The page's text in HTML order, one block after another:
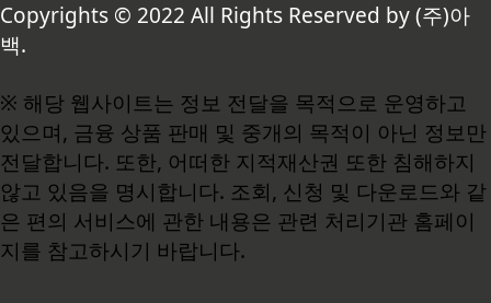
Copyrights © 2022 All Rights Reserved by (주)아
백.
※ 해당 웹사이트는 정보 전달을 목적으로 운영하고
있으며, 금융 상품 판매 및 중개의 목적이 아닌 정보만
전달합니다. 또한, 어떠한 지적재산권 또한 침해하지
않고 있음을 명시합니다. 조회, 신청 및 다운로드와 같
은 편의 서비스에 관한 내용은 관련 처리기관 홈페이
지를 참고하시기 바랍니다.